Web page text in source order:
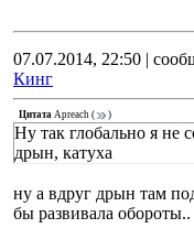
07.07.2014, 22:50 |
Кинг
Цитата Apreach ( )
Ну так глобально я не
дрын, катуха
ну а вдруг дрын там
бы развивала обороты..